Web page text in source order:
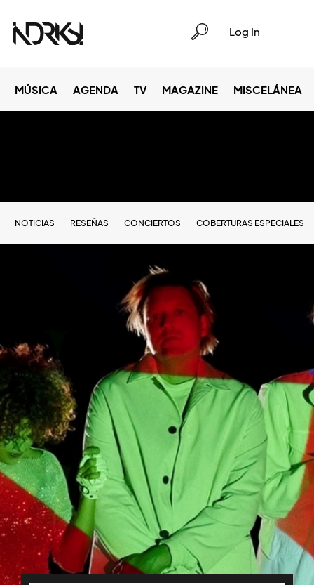
Log In
MÚSICA AGENDA TV MAGAZINE MISCELÁNEA
NOTICIAS RESEÑAS CONCIERTOS COBERTURAS ESPECIALES